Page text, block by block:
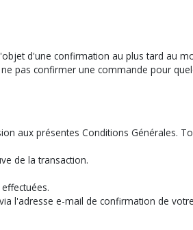
d'une confirmation au plus tard au
pas confirmer une commande pour
aux présentes Conditions Générales.
de la transaction.
l'adresse e-mail de confirmation de